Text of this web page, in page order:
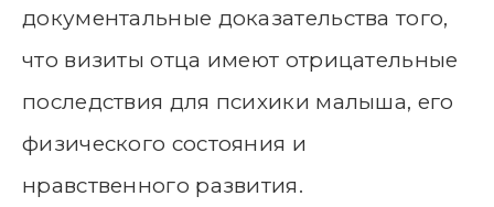
документальные доказательства того,
что визиты отца имеют отрицательные
последствия для психики малыша, его
физического состояния и
нравственного развития.